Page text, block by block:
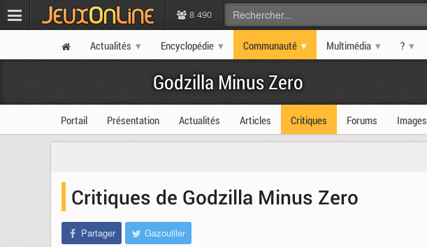
8 490
Actualités Encyclopédie Communauté Multimédia ?
Godzilla Minus Zero
Portail Présentation Actualités Articles Critiques Forums Images
Critiques de Godzilla Minus Zero
Partager Gazouiller